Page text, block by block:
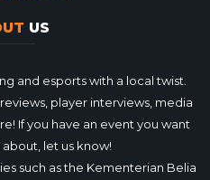
US
and esports with a local twist.
player interviews, media
If you have an event you want
let us know!
such as the Kementerian Belia